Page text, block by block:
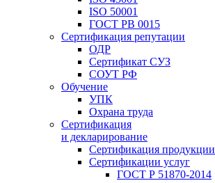
ISO 50001
ГОСТ РВ 0015
Сертификация репутации
ОДР
Сертификат СУЗ
СОУТ РФ
Обучение
УПК
Охрана труда
Сертификация
и декларирование
Сертификация продукции
Сертификации услуг
ГОСТ Р 51870-2014